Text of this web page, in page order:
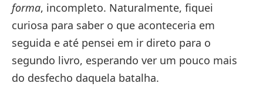
forma, incompleto. Naturalmente, fiquei
curiosa para saber o que aconteceria em
seguida e até pensei em ir direto para o
segundo livro, esperando ver um pouco mais
do desfecho daquela batalha.